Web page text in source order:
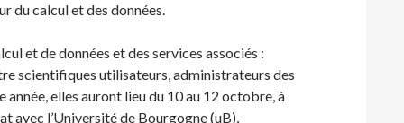
du calcul et des données.
et de données et des services associés :
scientifiques utilisateurs, administrateurs des
elles auront lieu du 10 au 12 octobre, à
avec l’Université de Bourgogne (uB),